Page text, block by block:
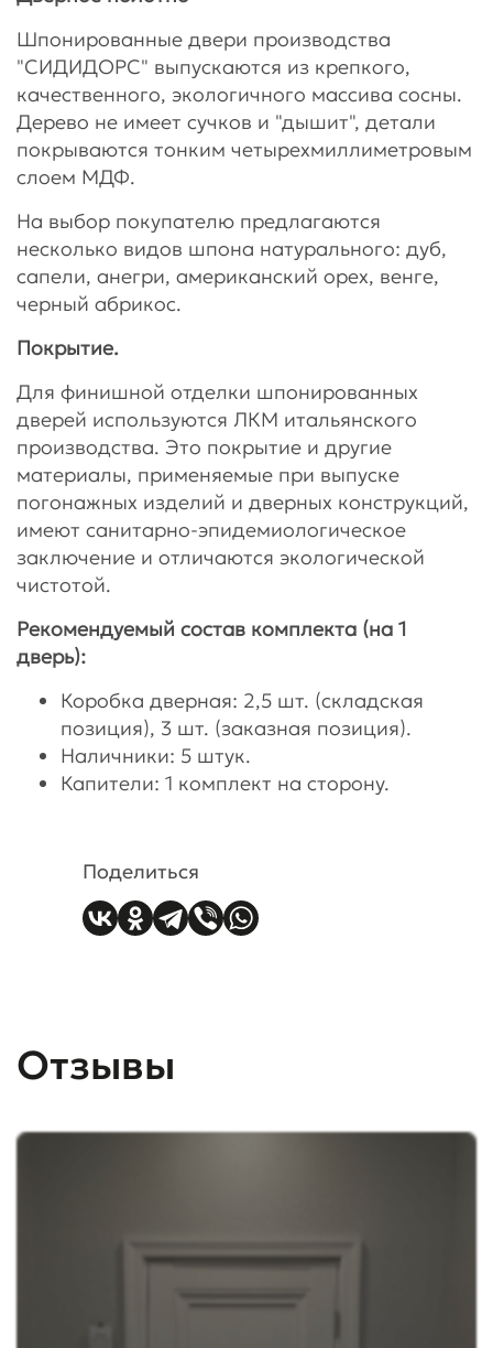
Шпонированные двери производства
"СИДИДОРС" выпускаются из крепкого,
качественного, экологичного массива сосны.
Дерево не имеет сучков и "дышит", детали
покрываются тонким четырехмиллиметровым
слоем МДФ.
На выбор покупателю предлагаются
несколько видов шпона натурального: дуб,
сапели, анегри, американский орех, венге,
черный абрикос.
Покрытие.
Для финишной отделки шпонированных
дверей используются ЛКМ итальянского
производства. Это покрытие и другие
материалы, применяемые при выпуске
погонажных изделий и дверных конструкций,
имеют санитарно-эпидемиологическое
заключение и отличаются экологической
чистотой.
Рекомендуемый состав комплекта (на 1
дверь):
Коробка дверная: 2,5 шт. (складская
позиция), 3 шт. (заказная позиция).
Наличники: 5 штук.
Капители: 1 комплект на сторону.
Поделиться
Отзывы